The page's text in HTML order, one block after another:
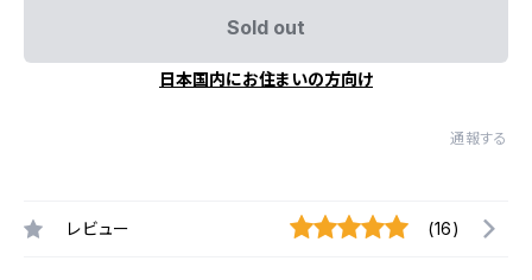
Sold out
日本国内にお住まいの方向け
通報する
レビュー (16)